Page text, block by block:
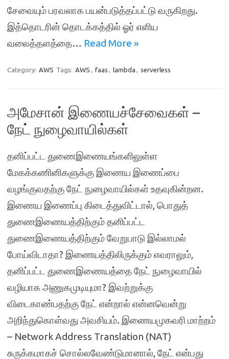
சேவையும் பரவலாக பயன்படுத்தப்பட்டு வருகிறது.
இத்தொடரின் தொடக்கத்தில் ஓர் எளிய
வலைத்தளத்தை… Read More »
Category: AWS Tags: AWS , faas , lambda , serverless
அமேசான் இணையச்சேவைகள் –
நேட் நுழைவாயில்கள்
தனிப்பட்ட துணைஇணையங்களிலுள்ள
மேகக்கணினிகளுக்கு இணைய இணைப்பை
வழங்குவதற்கு நேட் நுழைவாயில்கள் உதவுகின்றன.
இணைய இணைப்பு கிடைத்துவிட்டால், பொதுத்
துணைஇணையத்திற்கும் தனிப்பட்ட
துணைஇணையத்திற்கும் வேறுபாடு இல்லாமல்
போய்விடாதா? இணையத்திலிருக்கும் எவராலும்,
தனிப்பட்ட துணைஇணையத்தை நேட் நுழைவாயில்
வழியாக அணுகமுடியுமா? இவற்றுக்கு
விடைகாண்பதற்கு நேட் என்றால் என்னவென்று
அறிந்துகொள்வது அவசியம். இணையமுகவரி மாற்றம்
– Network Address Translation (NAT)
சுருக்கமாகச் சொல்லவேண்டுமானால், நேட் என்பது